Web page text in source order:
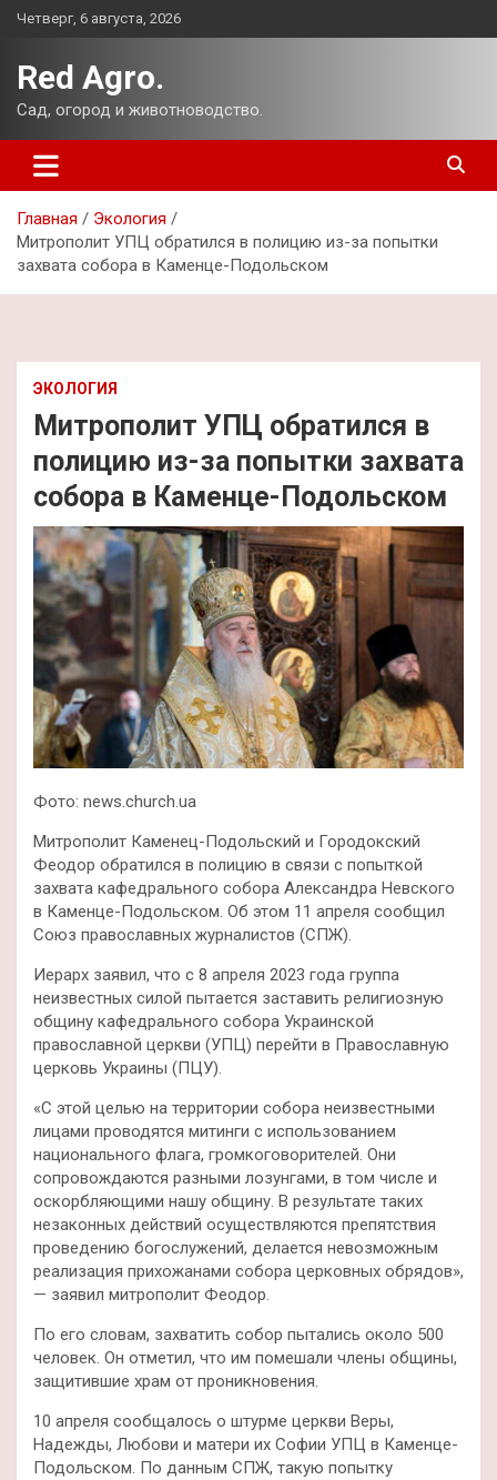
Перейти
Четверг, 6 августа, 2026
Red Agro.
Сад, огород и животноводство.
Главная
Экология
Митрополит УПЦ обратился в полицию из-за попытки
захвата собора в Каменце-Подольском
ЭКОЛОГИЯ
Митрополит УПЦ обратился в
полицию из-за попытки захвата
собора в Каменце-Подольском
Фото: news.church.ua
Митрополит Каменец-Подольский и Городокский
Феодор обратился в полицию в связи с попыткой
захвата кафедрального собора Александра Невского
в Каменце-Подольском. Об этом 11 апреля сообщил
Союз православных журналистов (СПЖ).
Иерарх заявил, что с 8 апреля 2023 года группа
неизвестных силой пытается заставить религиозную
общину кафедрального собора Украинской
православной церкви (УПЦ) перейти в Православную
церковь Украины (ПЦУ).
«С этой целью на территории собора неизвестными
лицами проводятся митинги с использованием
национального флага, громкоговорителей. Они
сопровождаются разными лозунгами, в том числе и
оскорбляющими нашу общину. В результате таких
незаконных действий осуществляются препятствия
проведению богослужений, делается невозможным
реализация прихожанами собора церковных обрядов»,
— заявил митрополит Феодор.
По его словам, захватить собор пытались около 500
человек. Он отметил, что им помешали члены общины,
защитившие храм от проникновения.
10 апреля сообщалось о штурме церкви Веры,
Надежды, Любови и матери их Софии УПЦ в Каменце-
Подольском. По данным СПЖ, такую попытку